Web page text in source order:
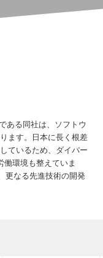
ある同社は、ソフトウ
ます。日本に長く根差
ているため、ダイバー
働環境も整えていま
更なる先進技術の開発